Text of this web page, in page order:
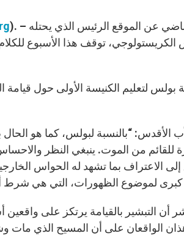
). – بعدما تحدث الأب الأقدس الأسبوع الماضي عن الموقع الرئيس الذي يحتله
توقف هذا الأسبوع
بولس لتعليم الكنيسة الأولى حول
“بالنسبة لبولس، كما هو الحال
للقائم من الموت. ينبغي النظر
إلى الاعتراف بما تشهد له الحواس
التبشير بالقيامة يرتكز على واقعين